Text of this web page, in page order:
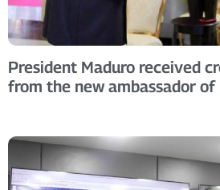
President Maduro received
from the new ambassador